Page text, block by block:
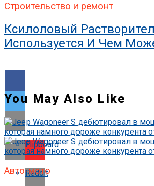
Строительство и ремонт
Ксилоловый
Используется И Чем
Flipboard
Reddit
You May Also Like
Авто-мото